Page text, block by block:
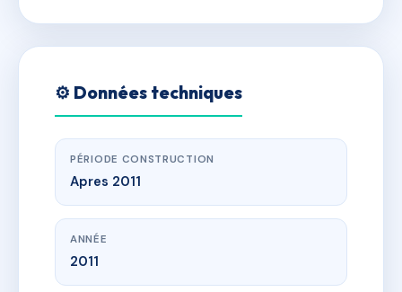
⚙️ Données techniques
PÉRIODE CONSTRUCTION
Apres 2011
ANNÉE
2011